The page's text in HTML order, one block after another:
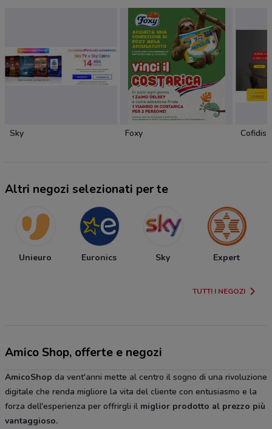
Sky Foxy Cofidis
Altri negozi selezionati per te
Unieuro Euronics Sky Expert
TUTTI I NEGOZI
Amico Shop, offerte e negozi
AmicoShop da vent'anni mette al centro il sogno di una rivoluzione
digitale che renda migliore la vita del cliente con entusiasmo e la
forza dell'esperienza per offrirgli il miglior prodotto al prezzo più
vantaggioso.